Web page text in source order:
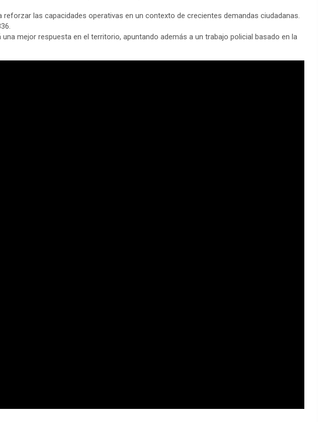
las capacidades operativas en un contexto de crecientes demandas ciudadanas.
mejor respuesta en el territorio, apuntando además a un trabajo policial basado en la